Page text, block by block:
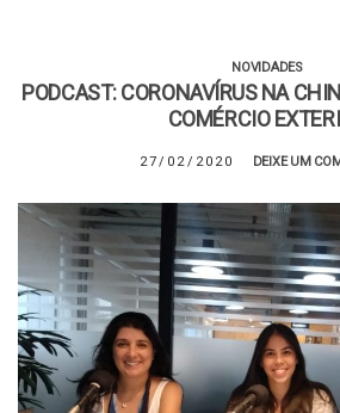
NOVIDADES
PODCAST: CORONAVÍRUS NA
COMÉRCIO
27/02/2020 DEIXE UM